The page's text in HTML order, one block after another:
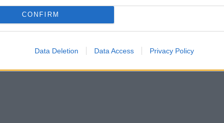
CONFIRM
Data Deletion Data Access Privacy Policy
la modification sans accroc. Le réseau
par son fondateur Pavel Durov, qui mène une
individuelle et de surveillance de masse.